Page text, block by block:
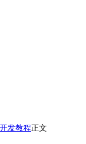
发教程正文